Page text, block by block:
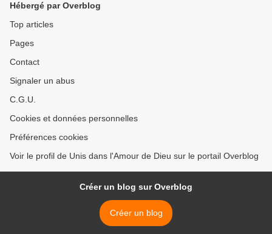
Hébergé par Overblog
Top articles
Pages
Contact
Signaler un abus
C.G.U.
Cookies et données personnelles
Préférences cookies
Voir le profil de Unis dans l'Amour de Dieu sur le portail Overblog
Créer un blog sur Overblog
Créer un blog